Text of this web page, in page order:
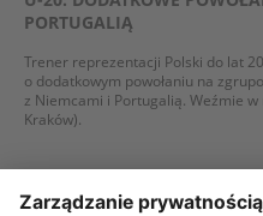
PORTUGALIĄ
Trener reprezentacji Polski do lat
o dodatkowym powołaniu na
z Niemcami i Portugalią. Weźmie w
Kraków).